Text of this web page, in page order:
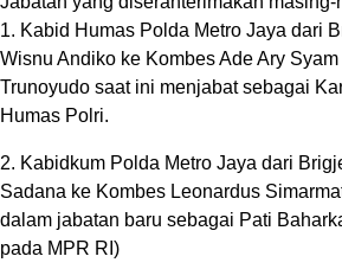
1. Kabid Humas Polda Metro Jaya dari
Wisnu Andiko ke Kombes Ade Ary
Trunoyudo saat ini menjabat sebagai
Humas Polri.
2. Kabidkum Polda Metro Jaya dari
Sadana ke Kombes Leonardus
dalam jabatan baru sebagai Pati
pada MPR RI)